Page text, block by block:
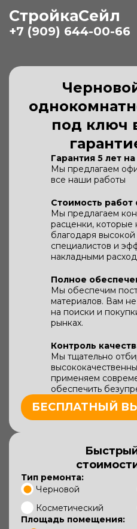
СтройкаСейл
+7 (909) 644-00-66
под ключ
Гарантия 5 лет
Мы предлагаем
все наши работы
Стоимость работ
Мы предлагаем
расценки,
благодаря
специалистов и
накладными
Полное
Мы обеспечим
материалов. Вам
на поиски и
рынках.
Контроль
Мы тщательно
применяем
обеспечить
БЕСПЛАТНЫЙ
Тип ремонта:
Черновой
Косметический
Площадь помещения: